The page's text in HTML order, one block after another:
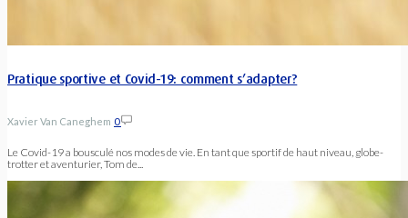
Pratique sportive et Covid-19: comment s’adapter?
Xavier Van Caneghem 0
Le Covid-19 a bousculé nos modes de vie. En tant que sportif de haut niveau, globe-
trotter et aventurier, Tom de...